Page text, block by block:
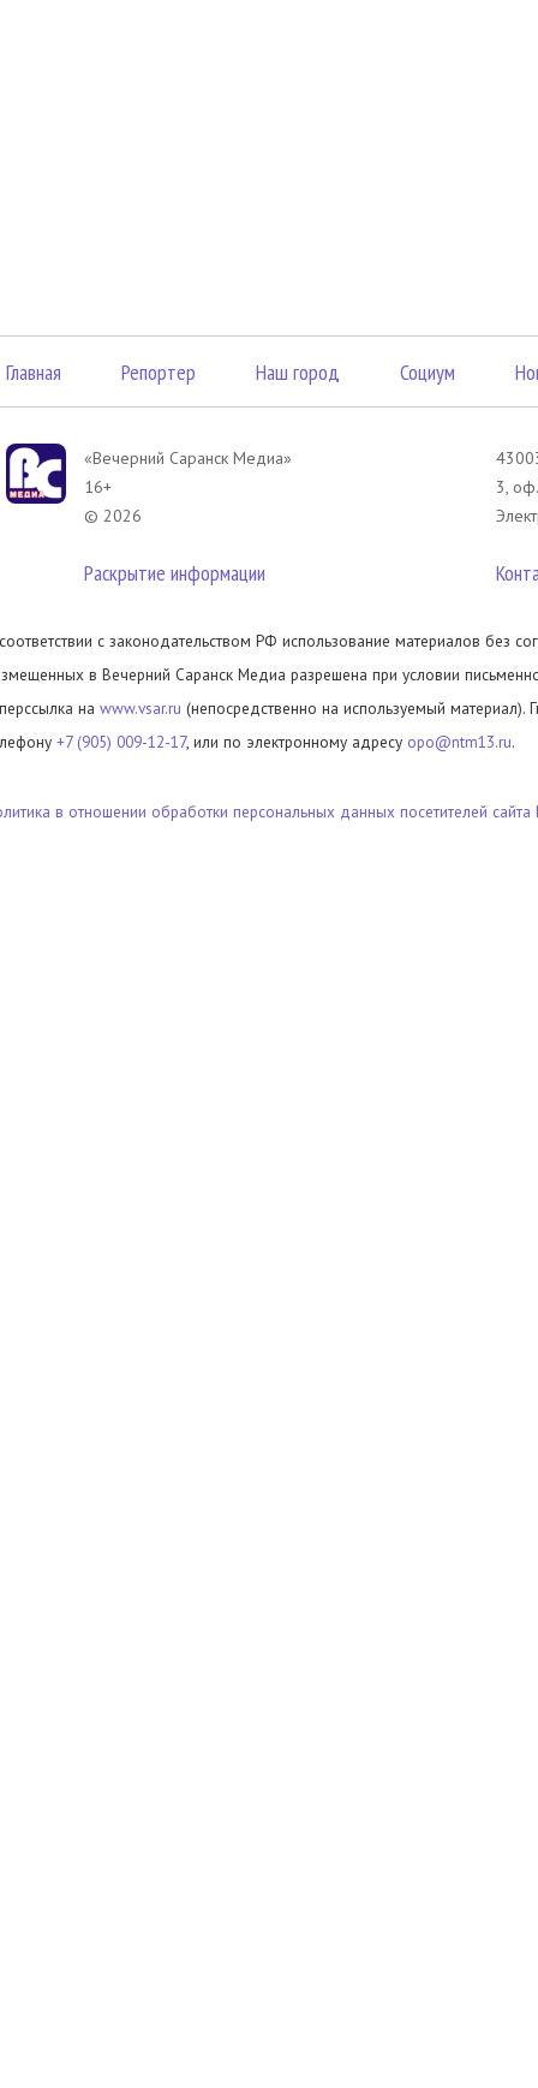
Главная Репортер Наш город Социум
«Вечерний Саранск Mедиа»
16+
© 2026
Раскрытие информации
3,
с законодательством РФ использование материалов без
в Вечерний Саранск Медиа разрешена при условии
на www.vsar.ru (непосредственно на используемый материал).
+7 (905) 009-12-17, или по электронному адресу opo@ntm13.ru.
в отношении обработки персональных данных посетителей